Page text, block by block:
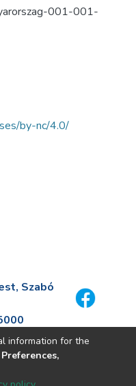
001-001-
by-nc/4.0/
Szabó
information for the